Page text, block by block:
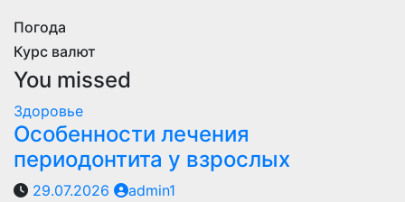
Погода
Курс валют
You missed
Здоровье
Особенности лечения
периодонтита у взрослых
29.07.2026
admin1